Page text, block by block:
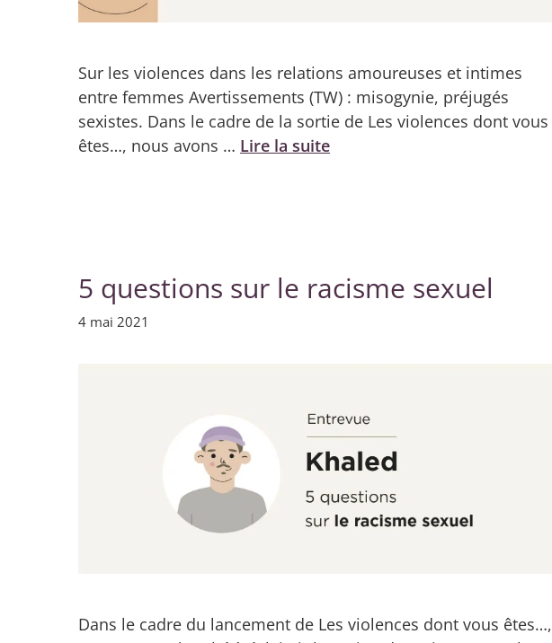
Sur les violences dans les relations amoureuses et intimes
entre femmes Avertissements (TW) : misogynie, préjugés
sexistes. Dans le cadre de la sortie de Les violences dont vous
êtes…, nous avons … Lire la suite
5 questions sur le racisme sexuel
4 mai 2021
Dans le cadre du lancement de Les violences dont vous êtes…,